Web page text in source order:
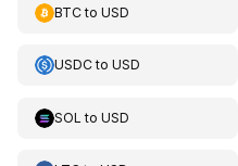
BTCto USD
USDCto USD
SOL to USD